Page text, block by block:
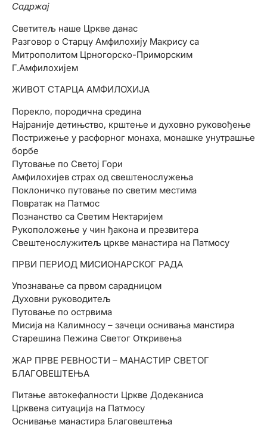
Садржај
Светитељ наше Цркве данас
Разговор о Старцу Амфилохију Макрису са
Митрополитом Црногорско-Приморским
Г.Амфилохијем
ЖИВОТ СТАРЦА АМФИЛОХИЈА
Порекло, породична средина
Најраније детињство, крштење и духовно руковођење
Пострижење у расфорног монаха, монашке унутрашње
борбе
Путовање по Светој Гори
Амфилохијев страх од свештенослужења
Поклоничко путовање по светим местима
Повратак на Патмос
Познанство са Светим Нектаријем
Рукоположење у чин ђакона и презвитера
Свештенослужитељ цркве манастира на Патмосу
ПРВИ ПЕРИОД МИСИОНАРСКОГ РАДА
Упознавање са првом сарадницом
Духовни руководитељ
Путовање по острвима
Мисија на Калимносу – зачеци оснивања манстира
Старешина Пежина Светог Откривења
ЖАР ПРВЕ РЕВНОСТИ – МАНАСТИР СВЕТОГ
БЛАГОВЕШТЕЊА
Питање автокефалности Цркве Додеканиса
Црквена ситуација на Патмосу
Оснивање манастира Благовештења